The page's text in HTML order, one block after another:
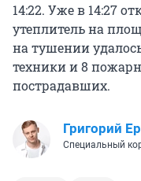
14:22. Уже в 14:27
утеплитель на
на тушении
техники и 8
пострадавших.
Григорий
Специальный